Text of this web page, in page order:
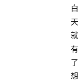
白
天
就
有
了
想